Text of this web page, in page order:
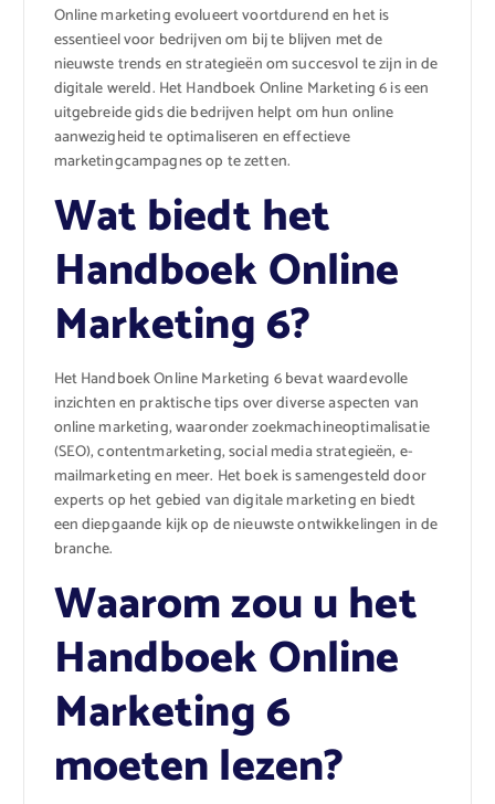
Online marketing evolueert voortdurend en het is
essentieel voor bedrijven om bij te blijven met de
nieuwste trends en strategieën om succesvol te zijn in de
digitale wereld. Het Handboek Online Marketing 6 is een
uitgebreide gids die bedrijven helpt om hun online
aanwezigheid te optimaliseren en effectieve
marketingcampagnes op te zetten.
Wat biedt het
Handboek Online
Marketing 6?
Het Handboek Online Marketing 6 bevat waardevolle
inzichten en praktische tips over diverse aspecten van
online marketing, waaronder zoekmachineoptimalisatie
(SEO), contentmarketing, social media strategieën, e-
mailmarketing en meer. Het boek is samengesteld door
experts op het gebied van digitale marketing en biedt
een diepgaande kijk op de nieuwste ontwikkelingen in de
branche.
Waarom zou u het
Handboek Online
Marketing 6
moeten lezen?